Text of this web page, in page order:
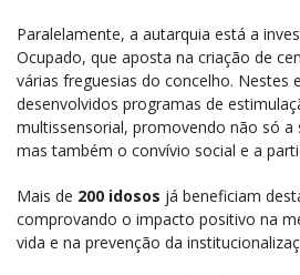
Paralelamente, a autarquia está a
Ocupado, que aposta na criação de
várias freguesias do concelho. Nestes
desenvolvidos programas de
multissensorial, promovendo não só a
mas também o convívio social e a
Mais de 200 idosos já beneficiam
comprovando o impacto positivo na
vida e na prevenção da